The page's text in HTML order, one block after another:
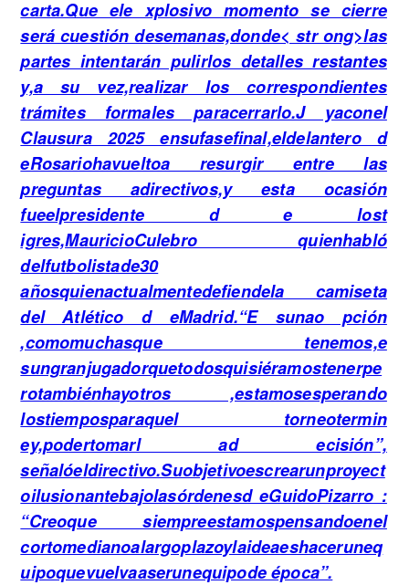
carta.Que ele xplosivo momento se cierre
será cuestión desemanas,donde< str ong>las
partes intentarán pulirlos detalles restantes
y,a su vez,realizar los correspondientes
trámites formales paracerrarlo.J yaconel
Clausura 2025 ensufasefinal,eldelantero d
eRosariohavueltoa resurgir entre las
preguntas adirectivos,y esta ocasión
fueelpresidente d e lost
igres,MauricioCulebro quienhabló
delfutbolistade30
añosquienactualmentedefiendela camiseta
del Atlético d eMadrid.“E sunao pción
,comomuchasque tenemos,e
sungranjugadorquetodosquisiéramostenerpe
rotambiénhayotros ,estamosesperando
lostiemposparaquel torneotermin
ey,podertomarl ad ecisión”,
señalóeldirectivo.Suobjetivoescrearunproyect
oilusionantebajolasórdenesd eGuidoPizarro :
“Creoque siempreestamospensandoenel
cortomedianoalargoplazoylaideaeshaceruneq
uipoquevuelvaaserunequipode época”.